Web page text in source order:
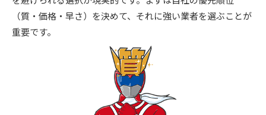
（質・価格・早さ）を決めて、それに強い業者を選ぶことが
重要です。